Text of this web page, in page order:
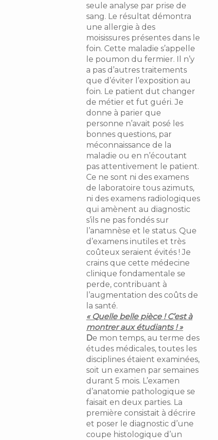
seule analyse par prise de
sang. Le résultat démontra
une allergie à des
moisissures présentes dans le
foin. Cette maladie s’appelle
le poumon du fermier. Il n’y
a pas d’autres traitements
que d’éviter l’exposition au
foin. Le patient dut changer
de métier et fut guéri. Je
donne à parier que
personne n’avait posé les
bonnes questions, par
méconnaissance de la
maladie ou en n’écoutant
pas attentivement le patient.
Ce ne sont ni des examens
de laboratoire tous azimuts,
ni des examens radiologiques
qui amènent au diagnostic
s’ils ne pas fondés sur
l’anamnèse et le status. Que
d’examens inutiles et très
coûteux seraient évités ! Je
crains que cette médecine
clinique fondamentale se
perde, contribuant à
l’augmentation des coûts de
la santé.
« Quelle belle pièce ! C’est à
montrer aux étudiants ! »
De mon temps, au terme des
études médicales, toutes les
disciplines étaient examinées,
soit un examen par semaines
durant 5 mois. L’examen
d’anatomie pathologique se
faisait en deux parties. La
première consistait à décrire
et poser le diagnostic d’une
coupe histologique d’un